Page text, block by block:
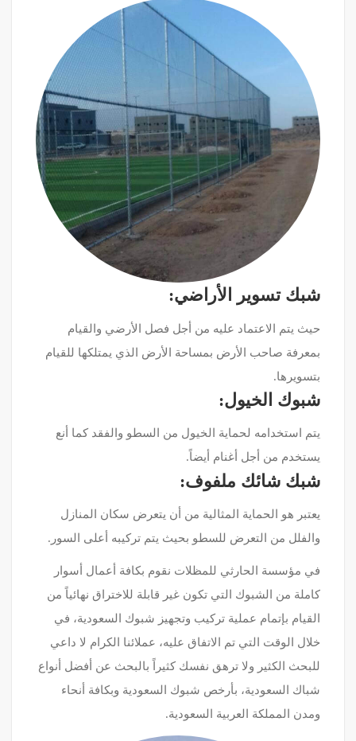
شبك تسوير الأراضي:
حيث يتم الاعتماد عليه من أجل فصل الأرضي والقيام
بمعرفة صاحب الأرض بمساحة الأرض الذي يمتلكها للقيام
بتسويرها.
شبوك الخيول:
يتم استخدامه لحماية الخيول من السطو والفقد كما أنع
يستخدم من أجل أغنام أيضاً.
شبك شائك ملفوف:
يعتبر هو الحماية المثالية من أن يتعرض سكان المنازل
والفلل من التعرض للسطو بحيث يتم تركيبه أعلى السور.
في مؤسسة الحارثي للمظلات نقوم بكافة أعمال أسوار
كاملة من الشبوك التي تكون غير قابلة للاختراق نهائياً من
القيام بإتمام عملية تركيب وتجهيز شبوك السعودية، في
خلال الوقت التي تم الاتفاق عليه، عملائنا الكرام لا داعي
للبحث الكثير ولا ترهق نفسك كثيراً بالبحث عن أفضل أنواع
شباك السعودية، بأرخص شبوك السعودية وبكافة أنحاء
ومدن المملكة العربية السعودية.